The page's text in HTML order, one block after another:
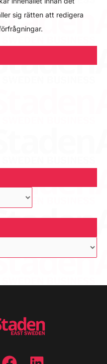
sig rätten att redigera